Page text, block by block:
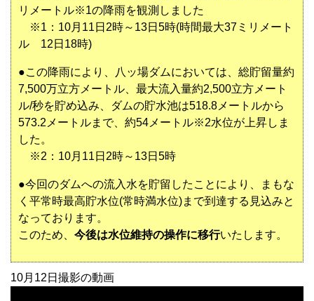
リメートル※1の降雨を観測しました
※1：10月11日2時～13日5時(時間最大37ミリメート
ル 12日18時)
●この降雨により、八ッ場ダムにおいては、総貯留量約
7,500万立方メートル、最大流入量約2,500立方メート
ル/秒を貯め込み、ダムの貯水池は518.8メートルから
573.2メートルまで、約54メートル※2水位が上昇しま
した。
※2：10月11日2時～13日5時
●今回のダムへの流入水を貯留したことにより、まもな
く平常時最高貯水位(常時満水位)まで到達する見込みと
なっております。
このため、 今後は水位維持の操作に移行いたします。
10月12日撮影の動画